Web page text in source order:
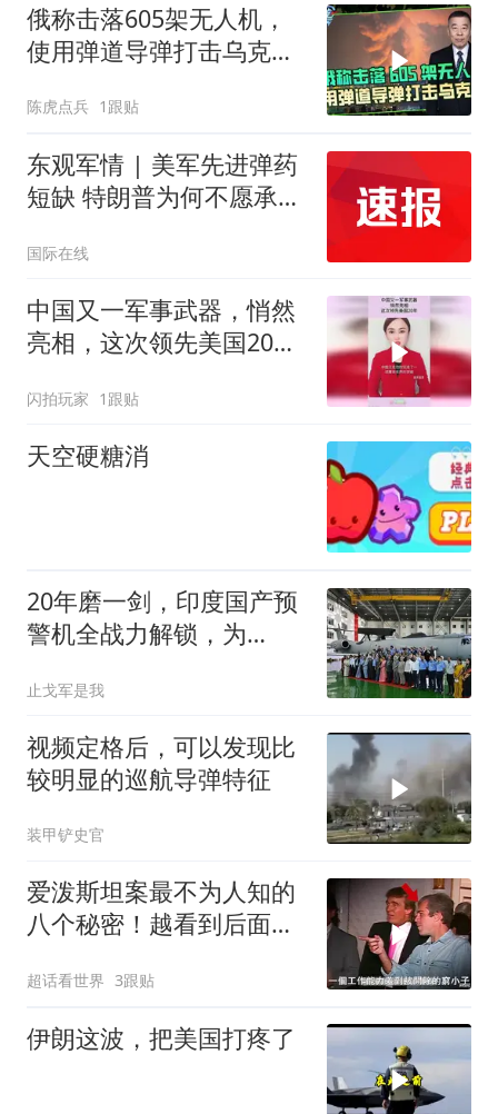
俄称击落605架无人机，
使用弹道导弹打击乌克兰
陈虎点兵 1跟贴
东观军情 | 美军先进弹药
短缺 特朗普为何不愿承
国际在线
中国又一军事武器，悄然
亮相，这次领先美国20
闪拍玩家 1跟贴
天空硬糖消
20年磨一剑，印度国产预
警机全战力解锁，为
止戈军是我
视频定格后，可以发现比
较明显的巡航导弹特征
装甲铲史官
爱泼斯坦案最不为人知的
八个秘密！越看到后面越
超话看世界 3跟贴
伊朗这波，把美国打疼了